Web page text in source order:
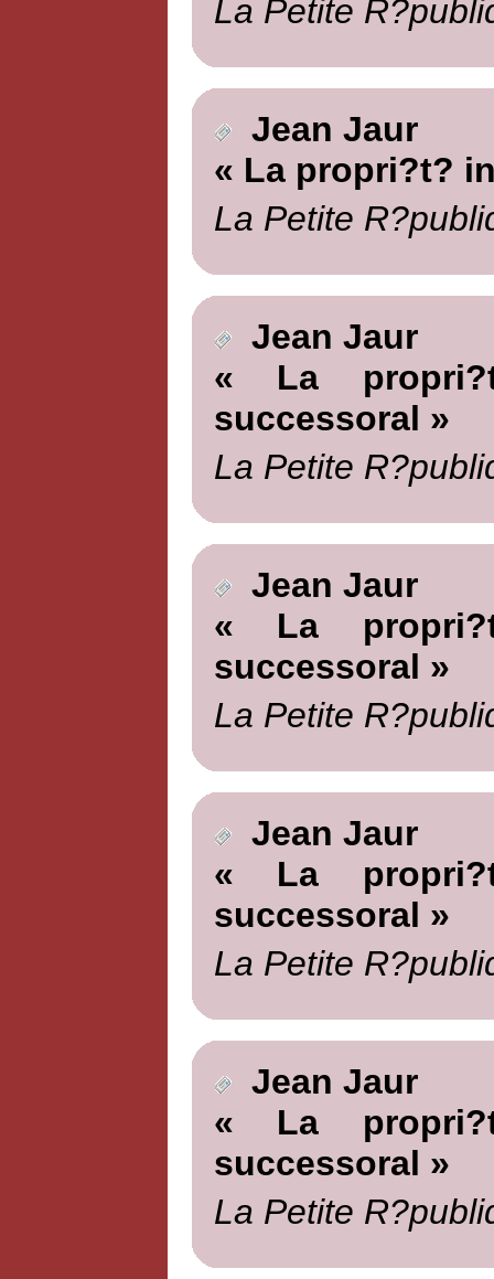
La Petite
Jean Jaur
« La propri?t?
La Petite
Jean Jaur
« La
successoral »
La Petite
Jean Jaur
« La
successoral »
La Petite
Jean Jaur
« La
successoral »
La Petite
Jean Jaur
« La
successoral »
La Petite